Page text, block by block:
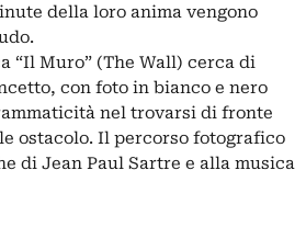
della loro anima vengono
“Il Muro” (The Wall) cerca di
con foto in bianco e nero
nel trovarsi di fronte
ostacolo. Il percorso fotografico
di Jean Paul Sartre e alla musica